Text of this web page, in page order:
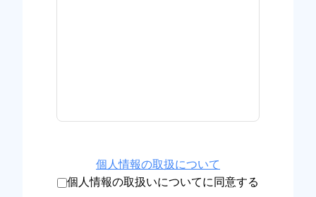
個人情報の取扱について
個人情報の取扱いについてに同意する